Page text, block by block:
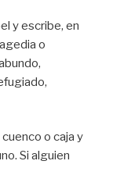
y escribe, en
o
o caja y
Si alguien